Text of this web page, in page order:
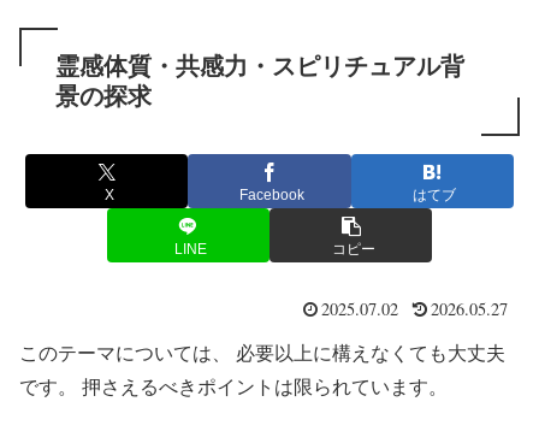
霊感体質・共感力・スピリチュアル背
景の探求
X Facebook はてブ
LINE コピー
2025.07.02 2026.05.27
このテーマについては、 必要以上に構えなくても大丈夫
です。 押さえるべきポイントは限られています。